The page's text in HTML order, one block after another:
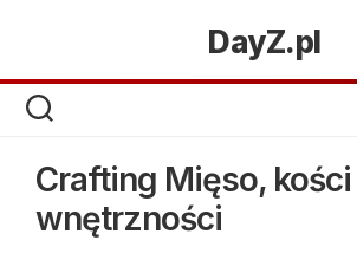
DayZ.pl
Crafting Mięso, kości
wnętrzności